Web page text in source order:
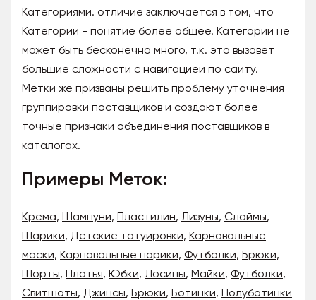
Категориями. отличие заключается в том, что
Категории - понятие более общее. Категорий не
может быть бесконечно много, т.к. это вызовет
большие сложности с навигацией по сайту.
Метки же призваны решить проблему уточнения
группировки поставщиков и создают более
точные признаки объединения поставщиков в
каталогах.
Примеры Меток:
Крема, Шампуни, Пластилин, Лизуны, Слаймы,
Шарики, Детские татуировки, Карнавальные
маски, Карнавальные парики, Футболки, Брюки,
Шорты, Платья, Юбки, Лосины, Майки, Футболки,
Свитшоты, Джинсы, Брюки, Ботинки, Полуботинки